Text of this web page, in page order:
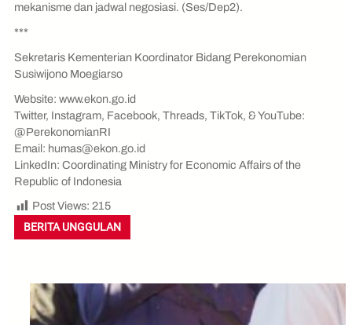
mekanisme dan jadwal negosiasi. (Ses/Dep2).
***
Sekretaris Kementerian Koordinator Bidang Perekonomian
Susiwijono Moegiarso
Website: www.ekon.go.id
Twitter, Instagram, Facebook, Threads, TikTok, & YouTube:
@PerekonomianRI
Email: humas@ekon.go.id
LinkedIn: Coordinating Ministry for Economic Affairs of the
Republic of Indonesia
Post Views: 215
BERITA UNGGULAN